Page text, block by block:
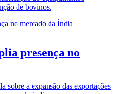
de bovinos.
presença no
sobre a expansão das exportações